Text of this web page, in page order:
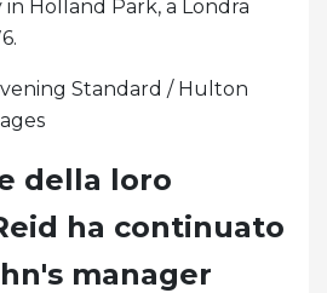
Holland Park, a Londra
Standard / Hulton
della loro
ha continuato
manager